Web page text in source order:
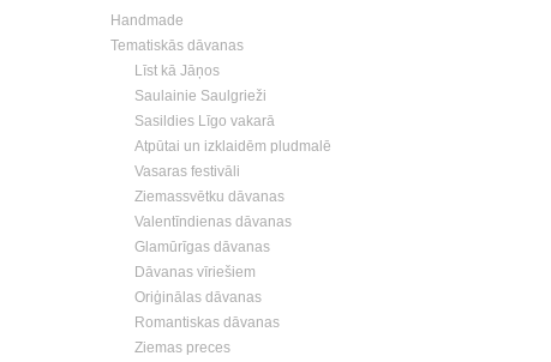
Handmade
Tematiskās dāvanas
Līst kā Jāņos
Saulainie Saulgrieži
Sasildies Līgo vakarā
Atpūtai un izklaidēm pludmalē
Vasaras festivāli
Ziemassvētku dāvanas
Valentīndienas dāvanas
Glamūrīgas dāvanas
Dāvanas vīriešiem
Oriģinālas dāvanas
Romantiskas dāvanas
Ziemas preces